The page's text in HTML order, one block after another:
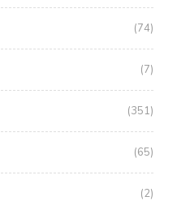
(74)
(7)
(351)
(65)
(2)